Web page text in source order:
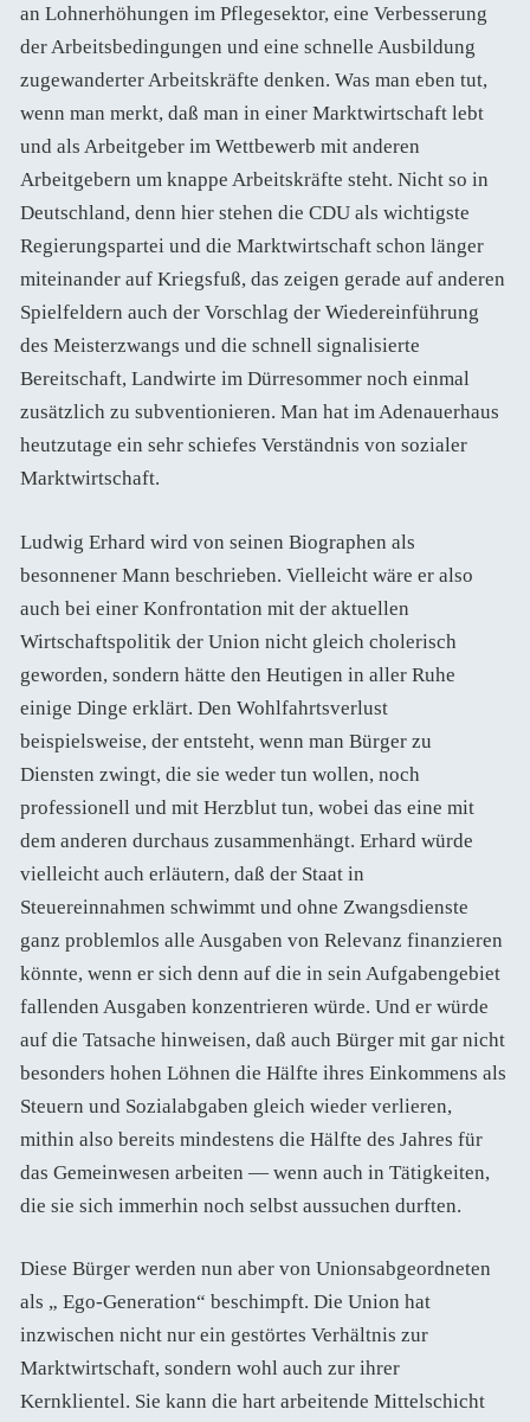
an Lohnerhöhungen im Pflegesektor, eine Verbesserung
der Arbeitsbedingungen und eine schnelle Ausbildung
zugewanderter Arbeitskräfte denken. Was man eben tut,
wenn man merkt, daß man in einer Marktwirtschaft lebt
und als Arbeitgeber im Wettbewerb mit anderen
Arbeitgebern um knappe Arbeitskräfte steht. Nicht so in
Deutschland, denn hier stehen die CDU als wichtigste
Regierungspartei und die Marktwirtschaft schon länger
miteinander auf Kriegsfuß, das zeigen gerade auf anderen
Spielfeldern auch der Vorschlag der Wiedereinführung
des Meisterzwangs und die schnell signalisierte
Bereitschaft, Landwirte im Dürresommer noch einmal
zusätzlich zu subventionieren. Man hat im Adenauerhaus
heutzutage ein sehr schiefes Verständnis von sozialer
Marktwirtschaft.
Ludwig Erhard wird von seinen Biographen als
besonnener Mann beschrieben. Vielleicht wäre er also
auch bei einer Konfrontation mit der aktuellen
Wirtschaftspolitik der Union nicht gleich cholerisch
geworden, sondern hätte den Heutigen in aller Ruhe
einige Dinge erklärt. Den Wohlfahrtsverlust
beispielsweise, der entsteht, wenn man Bürger zu
Diensten zwingt, die sie weder tun wollen, noch
professionell und mit Herzblut tun, wobei das eine mit
dem anderen durchaus zusammenhängt. Erhard würde
vielleicht auch erläutern, daß der Staat in
Steuereinnahmen schwimmt und ohne Zwangsdienste
ganz problemlos alle Ausgaben von Relevanz finanzieren
könnte, wenn er sich denn auf die in sein Aufgabengebiet
fallenden Ausgaben konzentrieren würde. Und er würde
auf die Tatsache hinweisen, daß auch Bürger mit gar nicht
besonders hohen Löhnen die Hälfte ihres Einkommens als
Steuern und Sozialabgaben gleich wieder verlieren,
mithin also bereits mindestens die Hälfte des Jahres für
das Gemeinwesen arbeiten — wenn auch in Tätigkeiten,
die sie sich immerhin noch selbst aussuchen durften.
Diese Bürger werden nun aber von Unionsabgeordneten
als „ Ego-Generation“ beschimpft. Die Union hat
inzwischen nicht nur ein gestörtes Verhältnis zur
Marktwirtschaft, sondern wohl auch zur ihrer
Kernklientel. Sie kann die hart arbeitende Mittelschicht